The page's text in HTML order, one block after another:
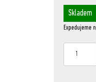
Skladem
Expedujeme